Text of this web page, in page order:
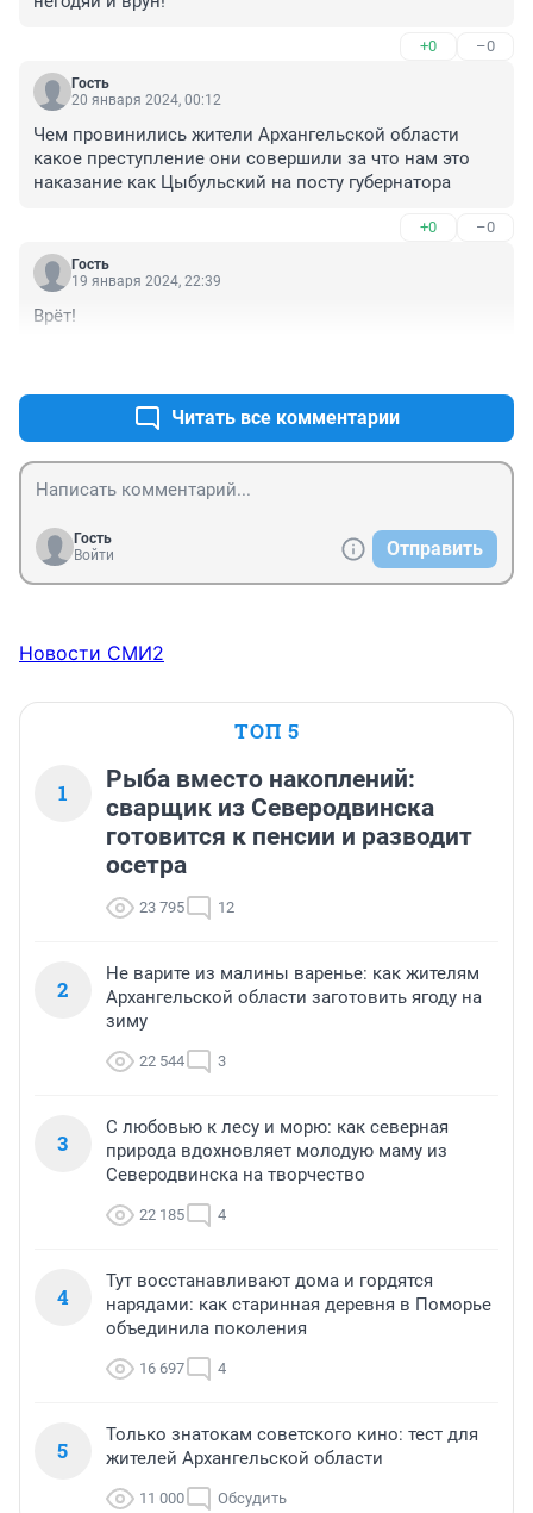
+0 –0
Гость
20 января 2024, 00:12
Чем провинились жители Архангельской области
какое преступление они совершили за что нам это
наказание как Цыбульский на посту губернатора
+0 –0
Гость
19 января 2024, 22:39
Врёт!
Читать все комментарии
Гость
Войти
Отправить
Новости СМИ2
ТОП 5
1
Рыба вместо накоплений:
сварщик из Северодвинска
готовится к пенсии и разводит
осетра
23 795 12
2
Не варите из малины варенье: как жителям
Архангельской области заготовить ягоду на
зиму
22 544 3
3
С любовью к лесу и морю: как северная
природа вдохновляет молодую маму из
Северодвинска на творчество
22 185 4
4
Тут восстанавливают дома и гордятся
нарядами: как старинная деревня в Поморье
объединила поколения
16 697 4
5
Только знатокам советского кино: тест для
жителей Архангельской области
11 000 Обсудить